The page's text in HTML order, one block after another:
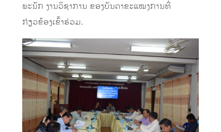
ພະນັກ ງານວິຊາການ ຂອງບັນດາຂະແໝງການທີ່
ກ່ຽວຂ້ອງເຂົ້າຮ່ວມ.